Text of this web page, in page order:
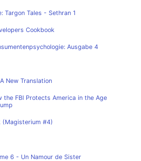
Targon Tales - Sethran 1
Cookbook
Ausgabe 4
New Translation
the FBI Protects America in the Age
(Magisterium #4)
6 - Un Namour de Sister